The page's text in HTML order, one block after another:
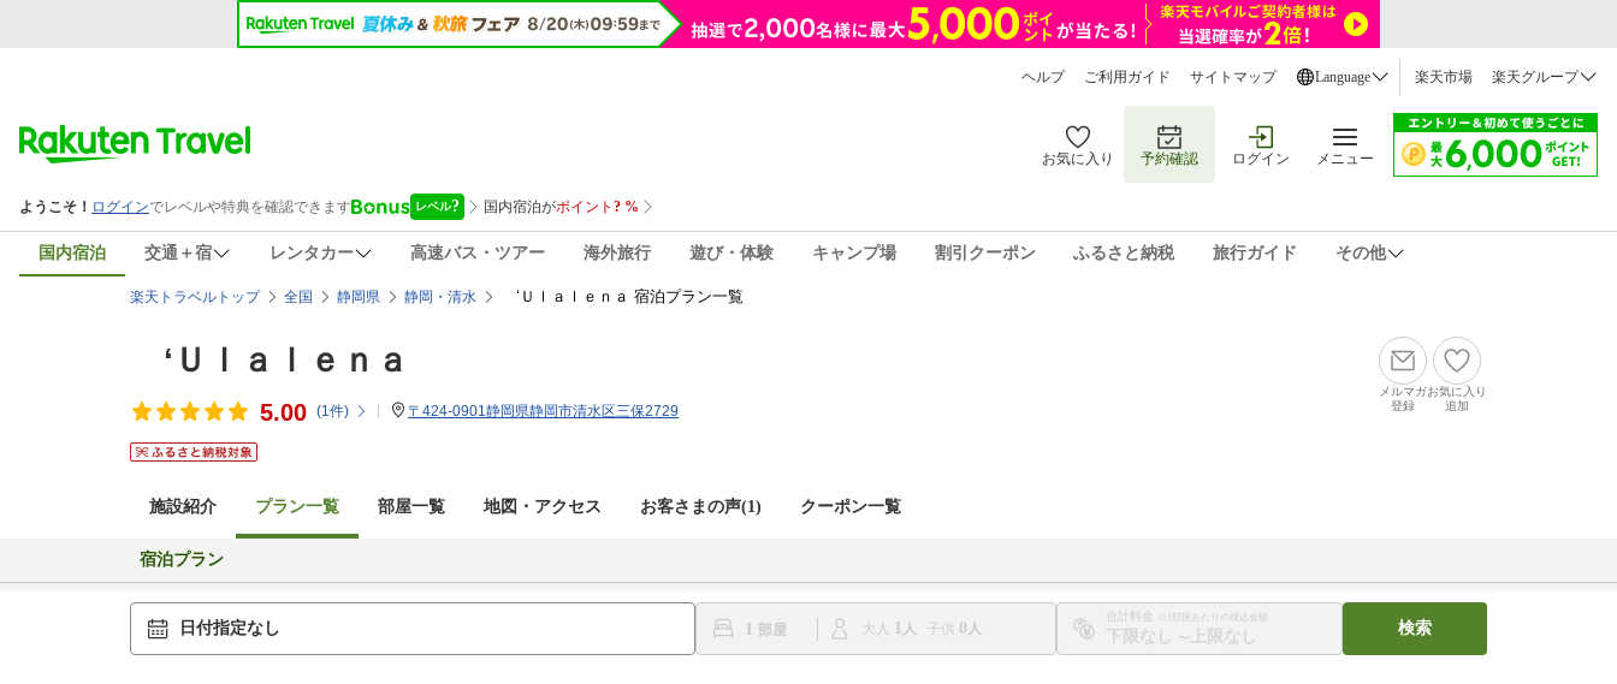
ヘルプ ご利用ガイド サイトマップ Language 楽天市場 楽天グループ
お気に入り 予約確認 ログイン メニュー
国内宿泊 交通＋宿 レンタカー 高速バス・ツアー 海外旅行 遊び・体験 キャンプ場 割引クーポン ふるさと納税 旅行ガイド その他
楽天トラベルトップ 全国 静岡県 静岡・清水 ‘Ｕｌａｌｅｎａ 宿泊プラン一覧
‘Ｕｌａｌｅｎａ
5.00 (1件) 〒424-0901静岡県静岡市清水区三保2729
メルマガ
登録
お気に入り
追加
施設紹介 プラン一覧 部屋一覧 地図・アクセス お客さまの声(1) クーポン一覧
宿泊プラン
日付指定なし 1 大人 1 子供 0
合計料金 ※1部屋あたりの税込金額
〜
検索